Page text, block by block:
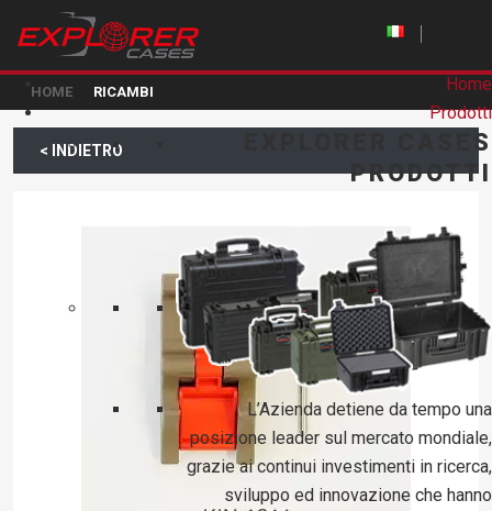
Home
Prodotti
EXPLORER CASES
PRODOTTI
L’Azienda detiene da tempo una
posizione leader sul mercato mondiale,
grazie ai continui investimenti in ricerca,
sviluppo ed innovazione che hanno
HOME RICAMBI
< INDIETRO